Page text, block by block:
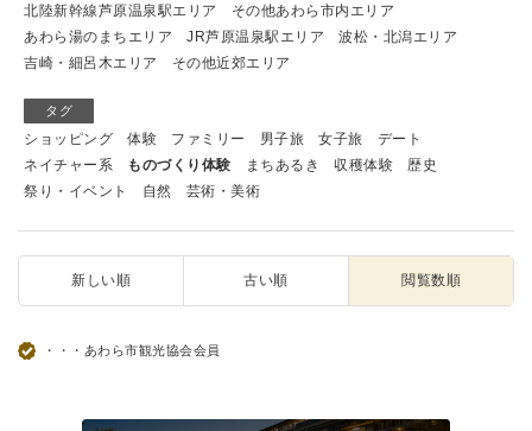
北陸新幹線芦原温泉駅エリア
その他あわら市内エリア
あわら湯のまちエリア
JR芦原温泉駅エリア
波松・北潟エリア
吉崎・細呂木エリア
その他近郊エリア
タグ
ショッピング 体験 ファミリー 男子旅 女子旅
デート
ネイチャー系
ものづくり体験 まちあるき 収穫体験
歴史
祭り・イベント
自然 芸術・美術
新しい順 古い順 閲覧数順
・・・あわら市観光協会会員